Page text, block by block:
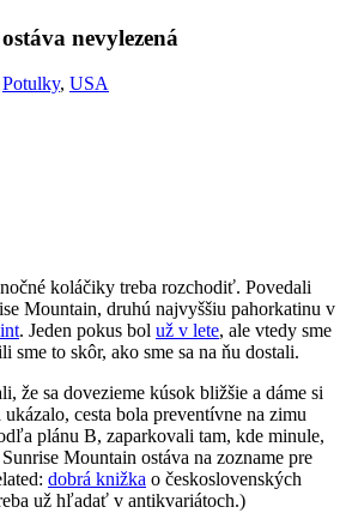
nevylezená
Potulky, USA
koláčiky treba rozchodiť. Povedali
Mountain, druhú najvyššiu pahorkatinu v
. Jeden pokus bol už v lete, ale vtedy sme
sme to skôr, ako sme sa na ňu dostali.
že sa dovezieme kúsok bližšie a dáme si
cesta bola preventívne na zimu
plánu B, zaparkovali tam, kde minule,
Mountain ostáva na zozname pre
dobrá knižka o československých
už hľadať v antikvariátoch.)